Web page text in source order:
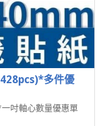
多件優
吋軸心數量優惠單